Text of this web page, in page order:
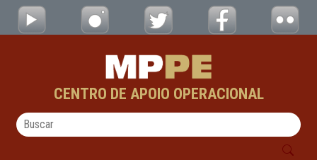
Pular para o Conteúdo principal
MPPE celebra TAC para estruturar casa
CENTRO DE APOIO OPERACIONAL